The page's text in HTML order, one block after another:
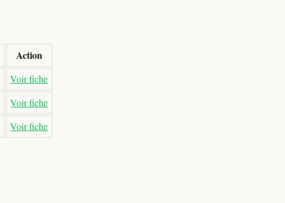
Action
Voir fiche
Voir fiche
Voir fiche